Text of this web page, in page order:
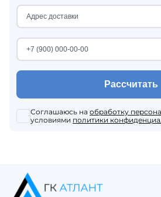
Рассчитать
Соглашаюсь на обработку
условиями политики